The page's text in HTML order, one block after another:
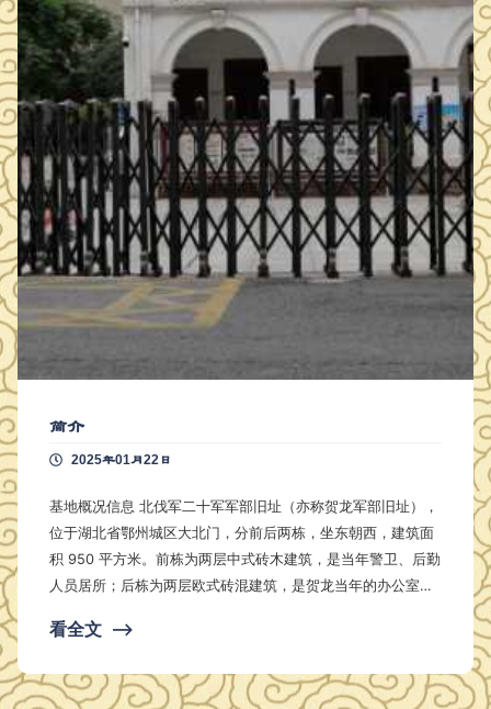
简介
2025年01月22日
基地概况信息 北伐军二十军军部旧址（亦称贺龙军部旧址），
位于湖北省鄂州城区大北门，分前后两栋，坐东朝西，建筑面
积 950 平方米。前栋为两层中式砖木建筑，是当年警卫、后勤
人员居所；后栋为两层欧式砖混建筑，是贺龙当年的办公室、
豪绅杜永兴的房产，大革命时期没收归公所有。 1927 年，正
期间，将二十军军部设立于此，这一历史节点对贺龙及其部队
看全文 ⟶